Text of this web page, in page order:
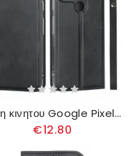
θηκη κινητου Google Pixel 5 Θήκη Flip Εξαιρετική Λεπτότητα
€12.80